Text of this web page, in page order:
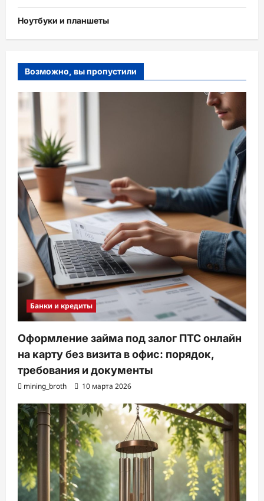
Ноутбуки и планшеты
Возможно, вы пропустили
Банки и кредиты
Оформление займа под залог ПТС онлайн
на карту без визита в офис: порядок,
требования и документы
mining_broth 10 марта 2026